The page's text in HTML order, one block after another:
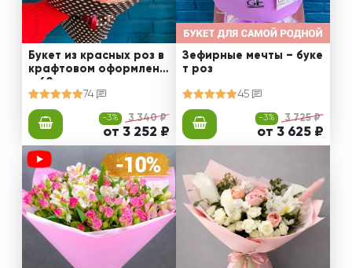
Букет из красных роз в
крафтовом оформлени
и 60 см
74
-3% 3 340 ₽
от 3 252 ₽
Зефирные мечты – буке
т роз
45
-3% 3 725 ₽
от 3 625 ₽